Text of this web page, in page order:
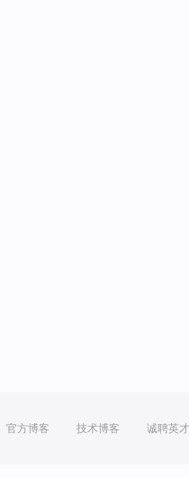
官方博客 技术博客 诚聘英才